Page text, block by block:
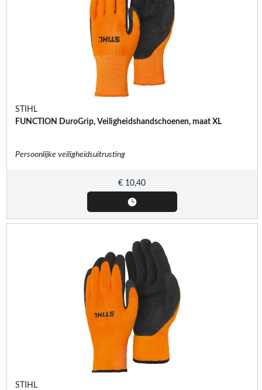
STIHL
FUNCTION DuroGrip, Veiligheidshandschoenen, maat XL
Persoonlijke veiligheidsuitrusting
€ 10,40
STIHL